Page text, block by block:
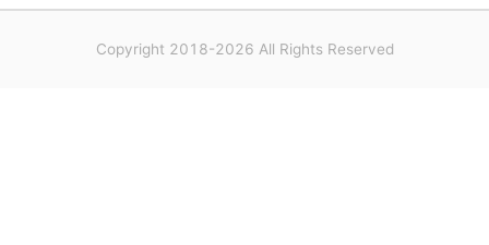
Copyright 2018-2026 All Rights Reserved